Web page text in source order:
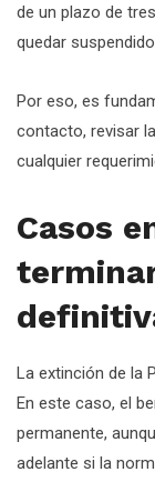
de un plazo de
quedar
Por eso, es
contacto, revisar
cualquier
Casos
La extinción de la
En este caso, el
permanente,
adelante si la